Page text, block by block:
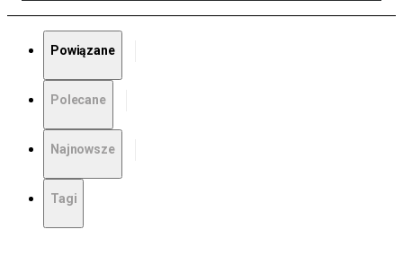
Powiązane
Polecane
Najnowsze
Tagi